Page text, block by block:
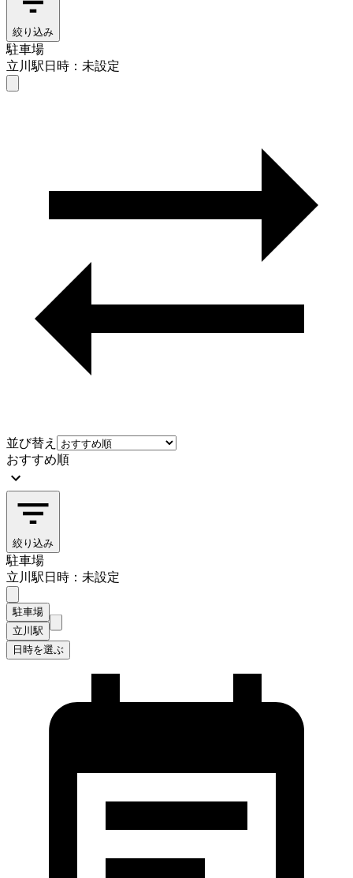
絞り込み
駐車場
立川駅日時：未設定
並び替え
おすすめ順
絞り込み
駐車場
立川駅日時：未設定
駐車場
立川駅
日時を選ぶ